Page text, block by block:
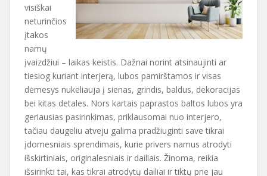
visiškai
neturinčios
įtakos
namų
įvaizdžiui – laikas keistis. Dažnai norint atsinaujinti ar
tiesiog kuriant interjerą, lubos pamirštamos ir visas
dėmesys nukeliauja į sienas, grindis, baldus, dekoracijas
bei kitas detales. Nors kartais paprastos baltos lubos yra
geriausias pasirinkimas, priklausomai nuo interjero,
tačiau daugeliu atveju galima pradžiuginti save tikrai
įdomesniais sprendimais, kurie privers namus atrodyti
išskirtiniais, originalesniais ir dailiais. Žinoma, reikia
išsirinkti tai, kas tikrai atrodytų dailiai ir tiktų prie jau